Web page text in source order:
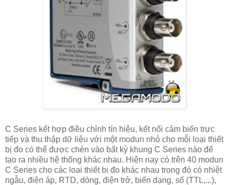
C Series kết hợp điều chỉnh tín hiệu, kết nối cảm biến trực
tiếp và thu thập dữ liệu với một modun nhỏ cho mỗi loại thiết
bị đo có thể được chèn vào bất kỳ khung C Series nào để
tạo ra nhiều hệ thống khác nhau. Hiện nay có trên 40 modun
C Series cho các loại thiết bị đo khác nhau trong đó có nhiệt
ngẫu, điện áp, RTD, dòng, điện trở, biến dạng, số (TTL,...),